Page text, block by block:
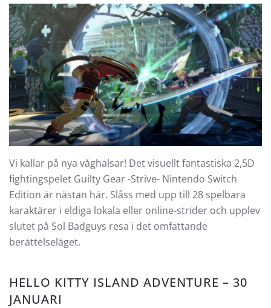
Vi kallar på nya våghalsar! Det visuellt fantastiska 2,5D
fightingspelet Guilty Gear -Strive- Nintendo Switch
Edition är nästan här. Slåss med upp till 28 spelbara
karaktärer i eldiga lokala eller online-strider och upplev
slutet på Sol Badguys resa i det omfattande
berättelseläget.
HELLO KITTY ISLAND ADVENTURE – 30
JANUARI